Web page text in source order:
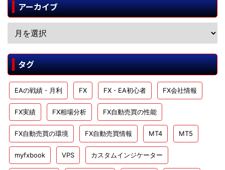
アーカイブ
タグ
EAの戦績・月利 FX FX・EA初心者 FX会社情報
FX実績 FX相場分析 FX自動売買の性能
FX自動売買の環境 FX自動売買情報 MT4 MT5
myfxbook VPS カスタムインジケーター